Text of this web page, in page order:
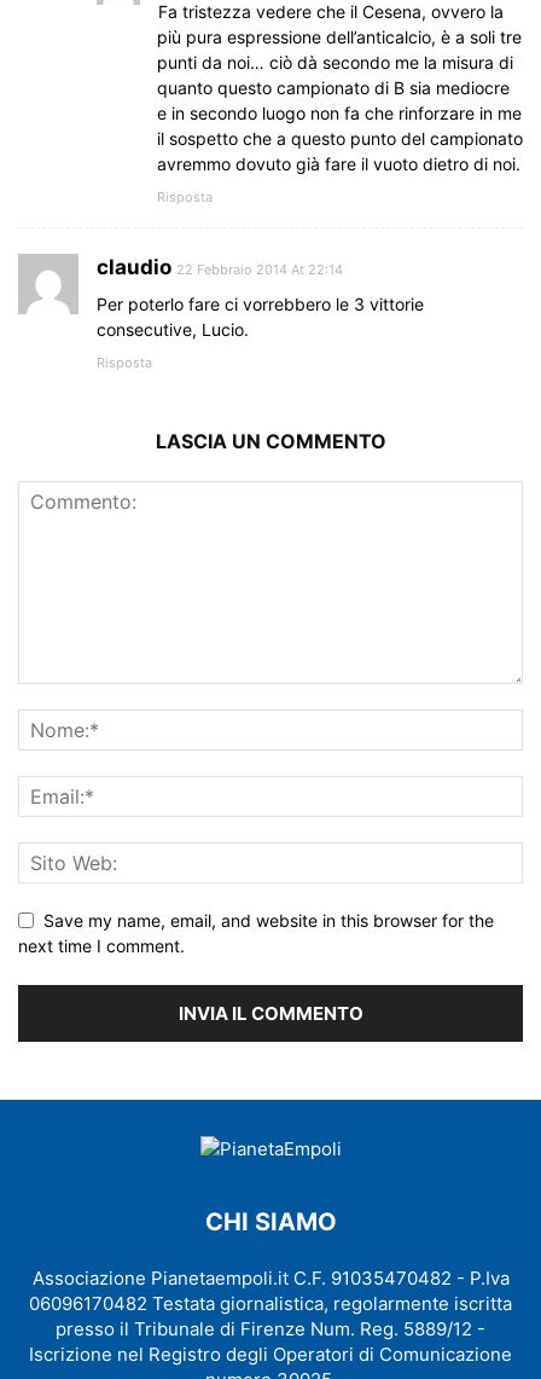
Fa tristezza vedere che il Cesena, ovvero la
più pura espressione dell’anticalcio, è a soli tre
punti da noi… ciò dà secondo me la misura di
quanto questo campionato di B sia mediocre
e in secondo luogo non fa che rinforzare in me
il sospetto che a questo punto del campionato
avremmo dovuto già fare il vuoto dietro di noi.
Risposta
claudio 22 Febbraio 2014 At 22:14
Per poterlo fare ci vorrebbero le 3 vittorie
consecutive, Lucio.
Risposta
LASCIA UN COMMENTO
Save my name, email, and website in this browser for the
next time I comment.
CHI SIAMO
Associazione Pianetaempoli.it C.F. 91035470482 - P.Iva
06096170482 Testata giornalistica, regolarmente iscritta
presso il Tribunale di Firenze Num. Reg. 5889/12 -
Iscrizione nel Registro degli Operatori di Comunicazione